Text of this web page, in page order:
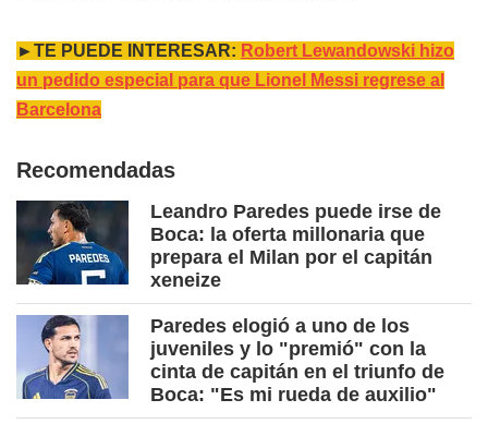
►TE PUEDE INTERESAR: Robert Lewandowski hizo
un pedido especial para que Lionel Messi regrese al
Barcelona
Recomendadas
Leandro Paredes puede irse de
Boca: la oferta millonaria que
prepara el Milan por el capitán
xeneize
Paredes elogió a uno de los
juveniles y lo "premió" con la
cinta de capitán en el triunfo de
Boca: "Es mi rueda de auxilio"